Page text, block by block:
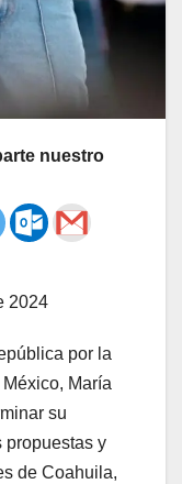
nuestro
2024
por la
María
su
propuestas y
de Coahuila,